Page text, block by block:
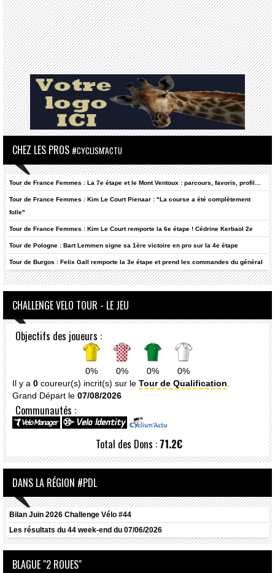
CHEZ LES PROS #CYCLISM'ACTU
Tour de France Femmes : La 7e étape et le Mont Ventoux : parcours, favoris, profil…
Tour de France Femmes : Kim Le Court Pienaar : "La course a été complètement
folle"
Tour de France Femmes : Kim Le Court remporte la 6e étape ! Cédrine Kerbaol 2e
Tour de Pologne : Bart Lemmen signe sa 1ère victoire en pro sur la 4e étape
Tour de Burgos : Felix Gall remporte la 3e étape et prend les commandes du général
CHALLENGE VELO TOUR - LE JEU
Objectifs des joueurs :
0% 0% 0%
0%
Il y a 0 coureur(s) incrit(s) sur le Tour de Qualification.
Grand Départ le 07/08/2026
Communautés :
Total des Dons : 71.2€
DANS LA RÉGION #PDL
Bilan Juin 2026 Challenge Vélo #44
Les résultats du 44 week-end du 07/06/2026
BLAGUE "2 ROUES"